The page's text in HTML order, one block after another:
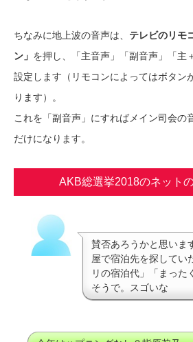
ちなみに地上波の音声は、 テレビのリモ
ン」 を押し、「主音声」「副音声」「主
設定します（リモコンによってはボタン
ります）。
これを「副音声」にすればメイン司会の
だけになります。
AKB総選挙2018のネット
賛否あろうかと思いま
屋で宿泊先を探してい
リの宿泊代」「まった
そうで。スゴいな